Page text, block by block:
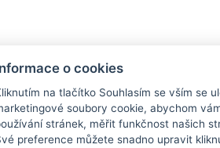
o cookies
na tlačítko Souhlasím se vším se
soubory cookie, abychom
stránek, měřit funkčnost našich
preference můžete snadno upravit